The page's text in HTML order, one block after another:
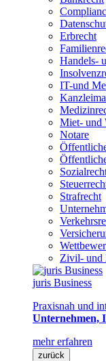
Erbrecht
Handels-
IT-und
Miet- und
Notare
Strafrecht
Zivil- und
juris Business
Praxisnah und
Unternehmen,
mehr erfahren
zurück